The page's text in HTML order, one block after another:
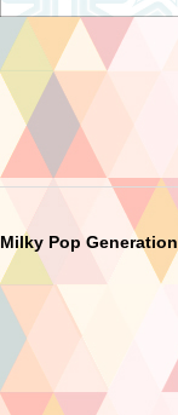
Milky Pop Generation